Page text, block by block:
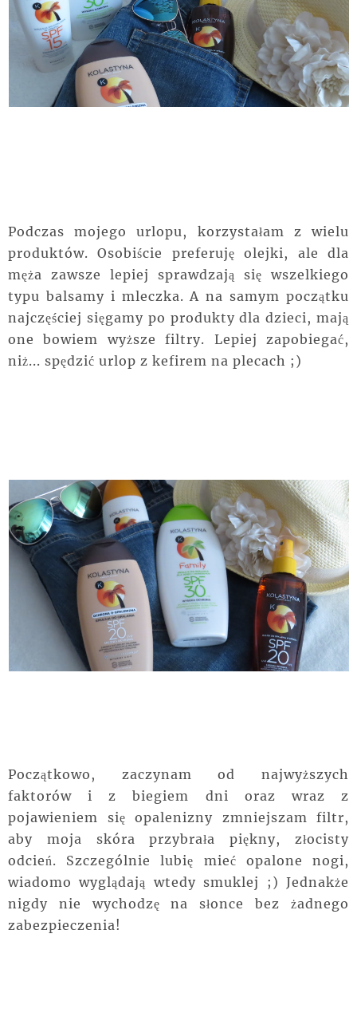
Podczas mojego urlopu, korzystałam z wielu
produktów. Osobiście preferuję olejki, ale dla
męża zawsze lepiej sprawdzają się wszelkiego
typu balsamy i mleczka. A na samym początku
najczęściej sięgamy po produkty dla dzieci, mają
one bowiem wyższe filtry. Lepiej zapobiegać,
niż... spędzić urlop z kefirem na plecach ;)
Początkowo, zaczynam od najwyższych
faktorów i z biegiem dni oraz wraz z
pojawieniem się opalenizny zmniejszam filtr,
aby moja skóra przybrała piękny, złocisty
odcień. Szczególnie lubię mieć opalone nogi,
wiadomo wyglądają wtedy smuklej ;) Jednakże
nigdy nie wychodzę na słonce bez żadnego
zabezpieczenia!